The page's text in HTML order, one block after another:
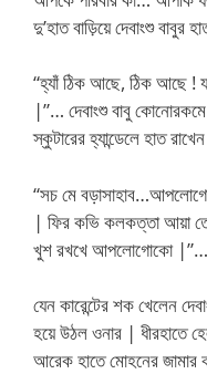
দু’হাত বাড়িয়ে দেবাংশু
“হ্যাঁ ঠিক আছে, ঠিক আছে !
|”… দেবাংশু বাবু
স্কুটারের হ্যান্ডেলে হাত
“সচ মে
| ফির কভি কলকত্তা আয়া
খুশ রখখে আপলোগোকো |”…
যেন কারেন্টের শক খেলেন
হয়ে উঠল ওনার | ধীরহাতে
আরেক হাতে মোহনের জামার